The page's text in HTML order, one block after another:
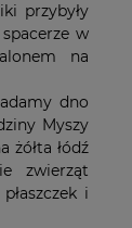
przybyły
w
na
dno
Myszy
żółta łódź
zwierząt
i